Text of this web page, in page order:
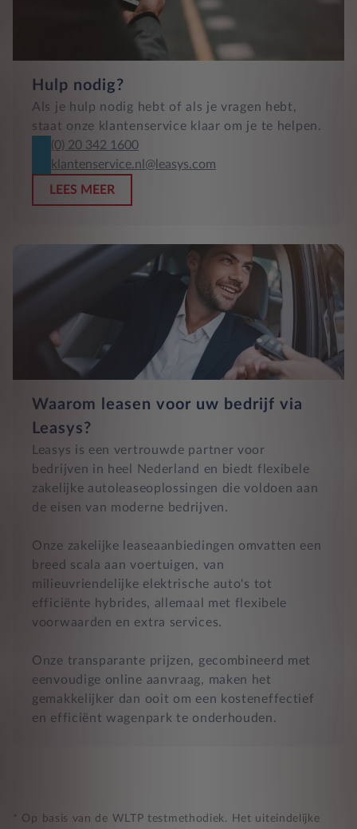
Hulp nodig?
Als je hulp nodig hebt of als je vragen hebt,
staat onze klantenservice klaar om je te helpen.
(0) 20 342 1600
klantenservice.nl@leasys.com
LEES MEER
Waarom leasen voor uw bedrijf via
Leasys?
Leasys is een vertrouwde partner voor
bedrijven in heel Nederland en biedt flexibele
zakelijke autoleaseoplossingen die voldoen aan
de eisen van moderne bedrijven.
Onze zakelijke leaseaanbiedingen omvatten een
breed scala aan voertuigen, van
milieuvriendelijke elektrische auto's tot
efficiënte hybrides, allemaal met flexibele
voorwaarden en extra services.
Onze transparante prijzen, gecombineerd met
eenvoudige online aanvraag, maken het
gemakkelijker dan ooit om een kosteneffectief
en efficiënt wagenpark te onderhouden.
* Op basis van de WLTP testmethodiek. Het uiteindelijke